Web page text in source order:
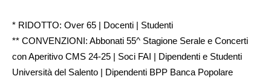
* RIDOTTO: Over 65 | Docenti | Studenti
** CONVENZIONI: Abbonati 55^ Stagione Serale e Concerti
con Aperitivo CMS 24-25 | Soci FAI | Dipendenti e Studenti
Università del Salento | Dipendenti BPP Banca Popolare